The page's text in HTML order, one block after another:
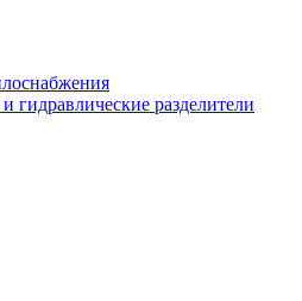
гидравлические разделители